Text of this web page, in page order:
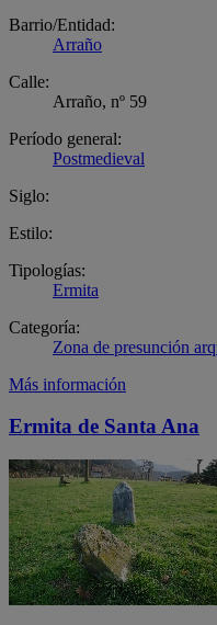
Barrio/Entidad:
Arraño
Calle:
Arraño, nº 59
Período general:
Postmedieval
Siglo:
Estilo:
Tipologías:
Ermita
Categoría:
Zona de presunción
Más información
Ermita de Santa Ana